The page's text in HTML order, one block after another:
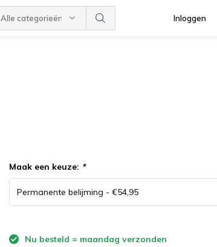
Alle categorieën Inloggen
Maak een keuze: *
Nu besteld = maandag verzonden